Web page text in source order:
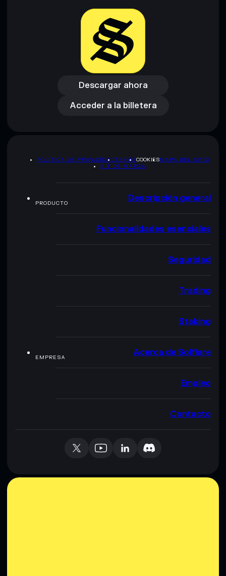
Descargar ahora
Descargar ahora
Acceder a la billetera
Acceder a la billetera
POLÍTICA DE PRIVACIDADTERMSCOOKIESMAPA DEL SITIO
KIT DE MARCA
PRODUCTO Descripción general
Funcionalidades esenciales
Seguridad
Trading
Staking
EMPRESA Acerca de Solflare
Empleo
Contacto